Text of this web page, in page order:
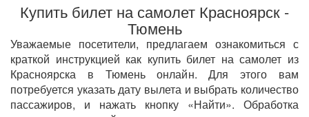
Купить билет на самолет Красноярск -
Тюмень
Уважаемые посетители, предлагаем ознакомиться с
краткой инструкцией как купить билет на самолет из
Красноярска в Тюмень онлайн. Для этого вам
потребуется указать дату вылета и выбрать количество
пассажиров, и нажать кнопку «Найти». Обработка